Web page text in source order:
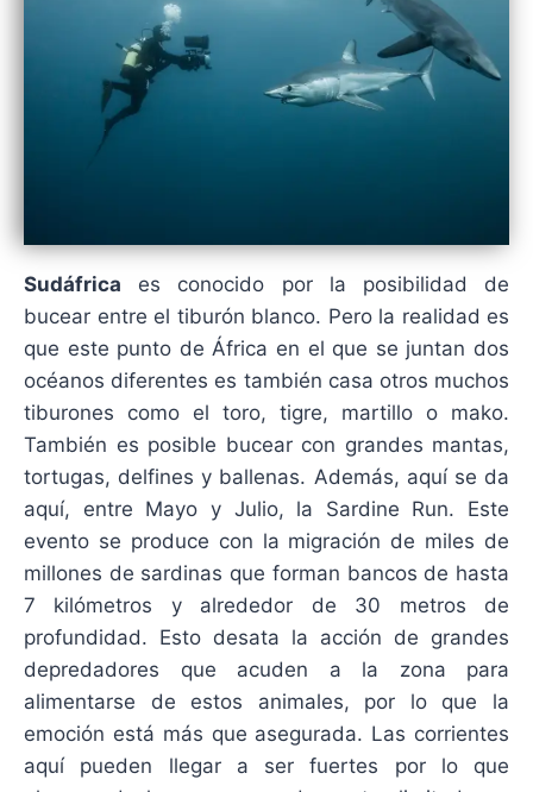
Sudáfrica es conocido por la posibilidad de
bucear entre el tiburón blanco. Pero la realidad es
que este punto de África en el que se juntan dos
océanos diferentes es también casa otros muchos
tiburones como el toro, tigre, martillo o mako.
También es posible bucear con grandes mantas,
tortugas, delfines y ballenas. Además, aquí se da
aquí, entre Mayo y Julio, la Sardine Run. Este
evento se produce con la migración de miles de
millones de sardinas que forman bancos de hasta
7 kilómetros y alrededor de 30 metros de
profundidad. Esto desata la acción de grandes
depredadores que acuden a la zona para
alimentarse de estos animales, por lo que la
emoción está más que asegurada. Las corrientes
aquí pueden llegar a ser fuertes por lo que